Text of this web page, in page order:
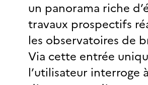
un panorama riche
travaux prospectifs
les observatoires de
Via cette entrée
l’utilisateur interroge